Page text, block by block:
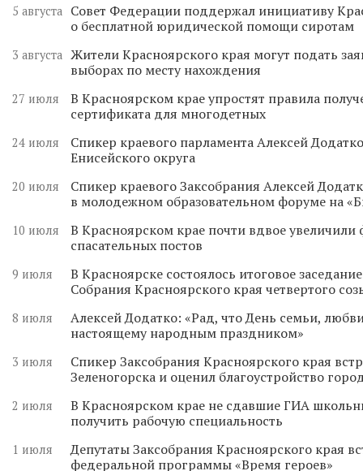
5 августа
Совет Федерации поддержал инициативу
о бесплатной юридической помощи сиротам
3 августа Жители Красноярского края могут подать
выборах по месту нахождения
27 июля
В Красноярском крае упростят правила
сертификата для многодетных
24 июля
Спикер краевого парламента Алексей
Енисейского округа
20 июля
Спикер краевого Заксобрания Алексей
в молодежном образовательном форуме на
10 июля
В Красноярском крае почти вдвое
спасательных постов
9 июля
В Красноярске состоялось итоговое
Собрания Красноярского края четвертого
8 июля
Алексей Додатко: «Рад, что День семьи,
настоящему народным праздником»
3 июля
Спикер Заксобрания Красноярского края
Зеленогорска и оценил благоустройство
2 июля
В Красноярском крае не сдавшие ГИА
получить рабочую специальность
1 июля
Депутаты Заксобрания Красноярского края
федеральной программы «Время героев»